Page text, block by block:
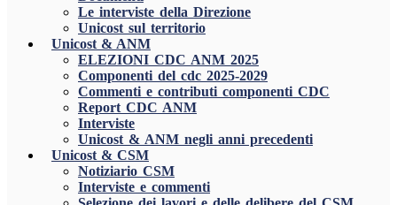
Le interviste della Direzione
Unicost sul territorio
Unicost & ANM
ELEZIONI CDC ANM 2025
Componenti del cdc 2025-2029
Commenti e contributi componenti CDC
Report CDC ANM
Interviste
Unicost & ANM negli anni precedenti
Unicost & CSM
Notiziario CSM
Interviste e commenti